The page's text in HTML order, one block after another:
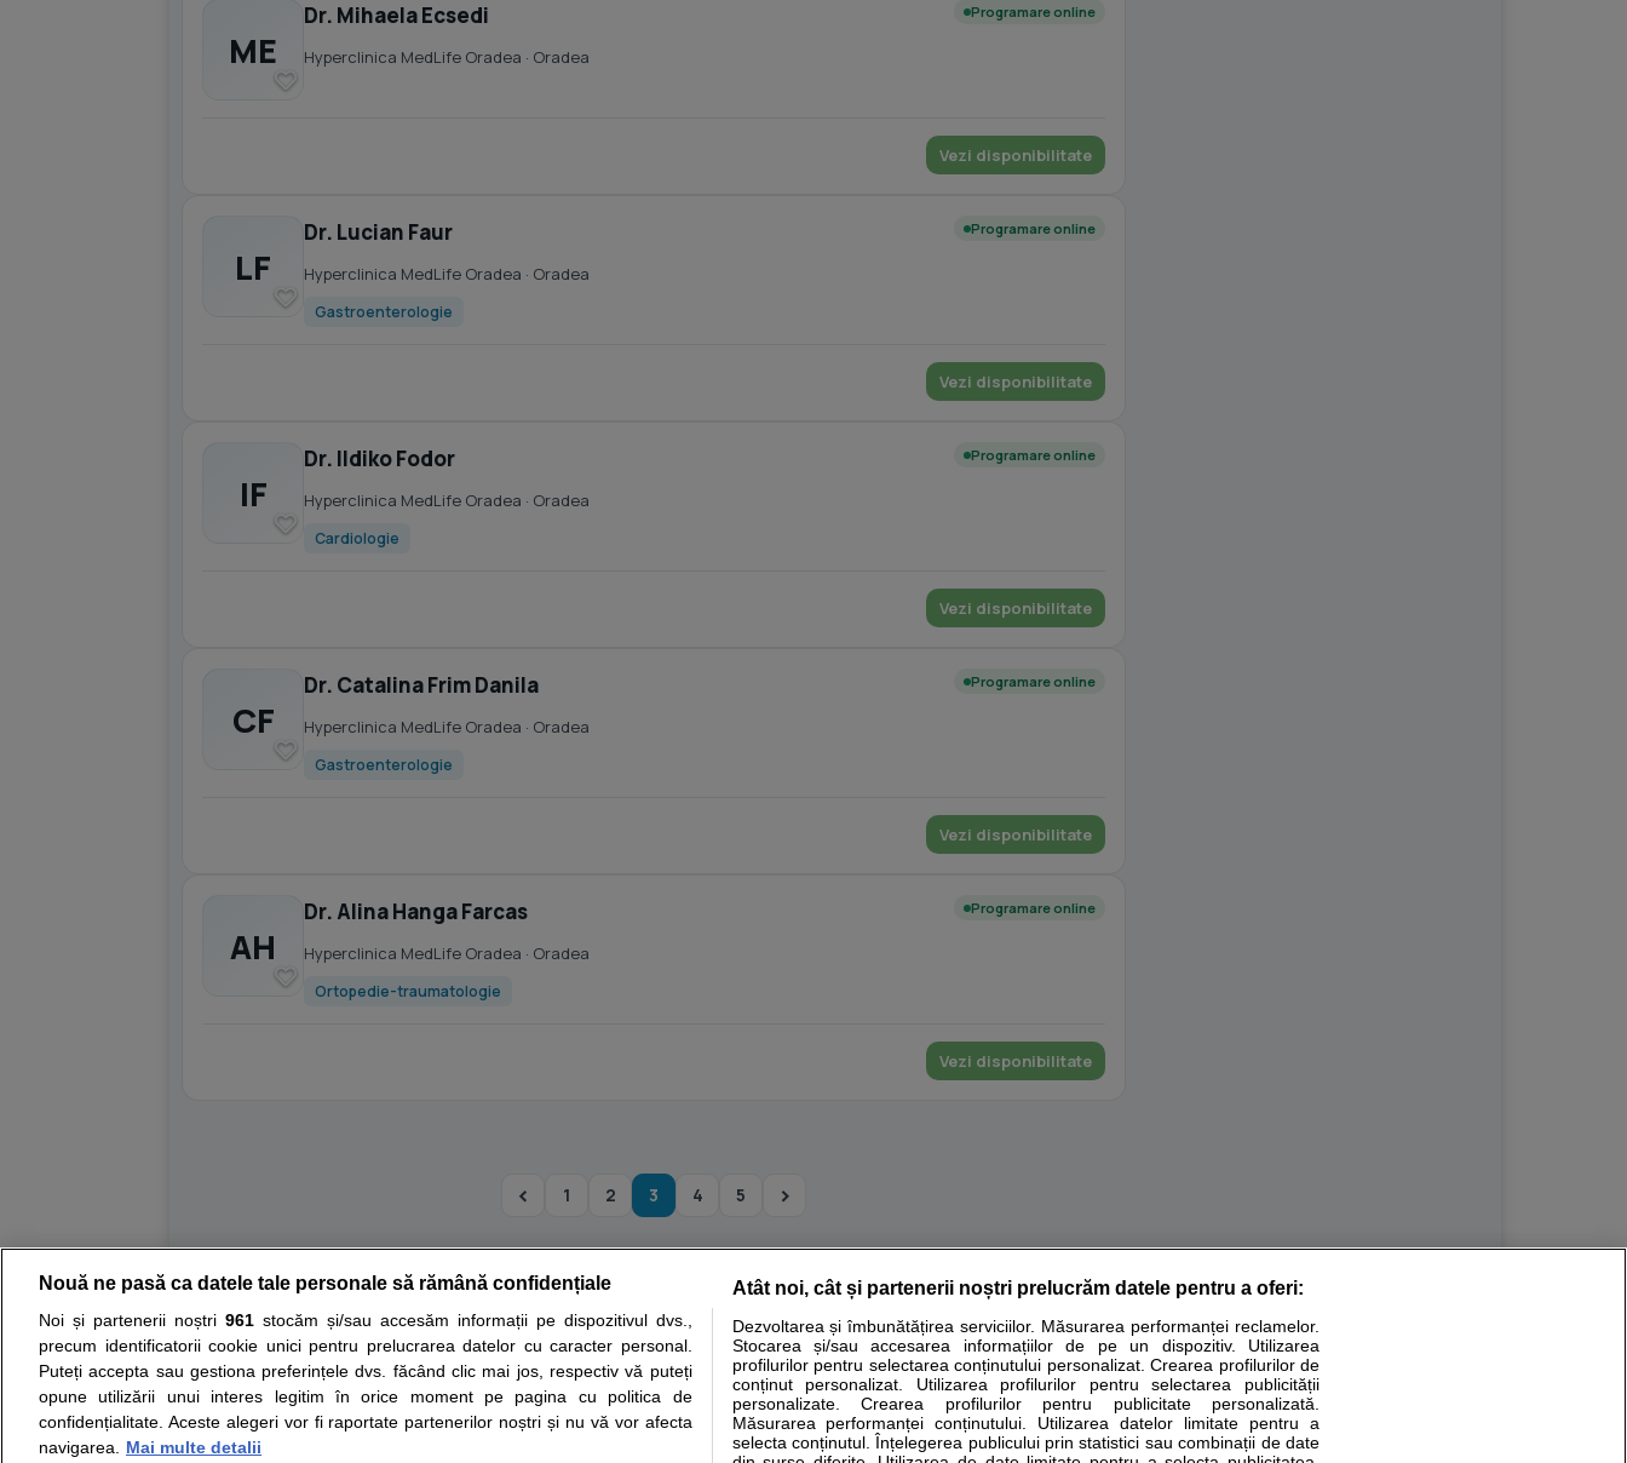
ME
Dr. Mihaela Ecsedi
Hyperclinica MedLife Oradea · Oradea
Programare online
Vezi disponibilitate
LF
Dr. Lucian Faur
Hyperclinica MedLife Oradea · Oradea
Gastroenterologie
Programare online
Vezi disponibilitate
IF
Dr. Ildiko Fodor
Hyperclinica MedLife Oradea · Oradea
Cardiologie
Programare online
Vezi disponibilitate
CF
Dr. Catalina Frim Danila
Hyperclinica MedLife Oradea · Oradea
Gastroenterologie
Programare online
Vezi disponibilitate
AH
Dr. Alina Hanga Farcas
Hyperclinica MedLife Oradea · Oradea
Ortopedie-traumatologie
Programare online
Vezi disponibilitate
1 2 3 4 5
Resurse: Autoevaluare simptome Interpretare analize Specialitati medicale
Opiniile avizate ale medicilor, sfaturile si orice alte informatii despre sanatate disponibile pe sfatulmedicului.ro au scop informativ si educational. Ele nu pot substitui consultul medical direct si
nici diagnosticul stabilit in urma investigatiilor si analizelor medicale. Va sfatuim, ca pe langa informatia primita pe sfatulmedicului.ro sa consultati fie medicul Dvs., fie unul dintre medicii pe care
ii punem la dispozitie pentru programare in sistemul de programari la medic Clickmed.
Nouă ne pasă ca datele tale personale să rămână confidențiale
Noi și partenerii noștri 961stocăm și/sau accesăm informații pe dispozitivul dvs.,
precum identificatorii cookie unici pentru prelucrarea datelor cu caracter personal.
Puteți accepta sau gestiona preferințele dvs. făcând clic mai jos, respectiv vă puteți
opune utilizării unui interes legitim în orice moment pe pagina cu politica de
confidențialitate. Aceste alegeri vor fi raportate partenerilor noștri și nu vă vor afecta
navigarea.
Mai multe detalii
Atât noi, cât și partenerii noștri prelucrăm datele pentru a oferi:
Dezvoltarea și îmbunătățirea serviciilor. Măsurarea performanței reclamelor.
Stocarea și/sau accesarea informațiilor de pe un dispozitiv. Utilizarea
profilurilor pentru selectarea conținutului personalizat. Crearea profilurilor de
conținut personalizat. Utilizarea profilurilor pentru selectarea publicității
personalizate. Crearea profilurilor pentru publicitate personalizată.
Măsurarea performanței conținutului. Utilizarea datelor limitate pentru a
selecta conținutul. Înțelegerea publicului prin statistici sau combinații de date